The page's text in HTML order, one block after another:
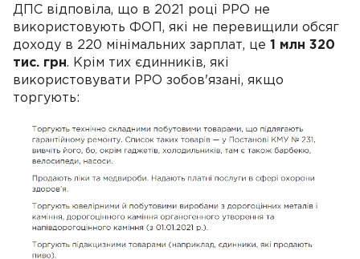
ДПС відповіла, що в 2021 році РРО не
використовують ФОП, які не перевищили обсяг
доходу в 220 мінімальних зарплат, це 1 млн 320
тис. грн. Крім тих єдинників, які
використовувати РРО зобов'язані, якщо
торгують: